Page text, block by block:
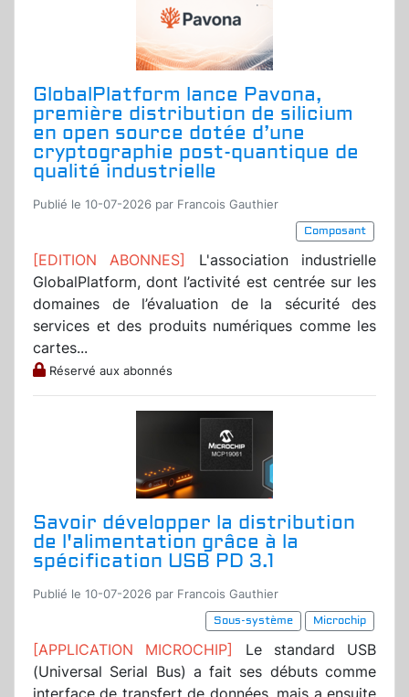
GlobalPlatform lance Pavona,
première distribution de silicium
en open source dotée d’une
cryptographie post-quantique de
qualité industrielle
Publié le 10-07-2026 par Francois Gauthier
Composant
[EDITION ABONNES]
L'association industrielle
GlobalPlatform, dont l’activité est centrée sur les
domaines de l’évaluation de la sécurité des
services et des produits numériques comme les
cartes...
Réservé aux abonnés
Savoir développer la distribution
de l'alimentation grâce à la
spécification USB PD 3.1
Publié le 10-07-2026 par Francois Gauthier
Sous-système
Microchip
[APPLICATION MICROCHIP] Le standard USB
(Universal Serial Bus) a fait ses débuts comme